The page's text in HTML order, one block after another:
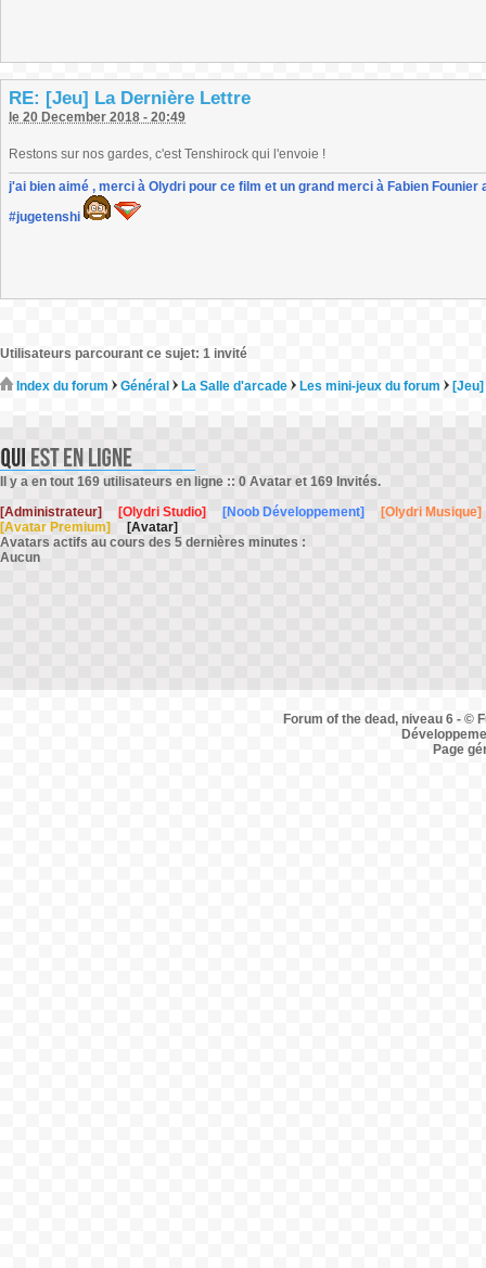
RE: [Jeu] La Dernière Lettre
le 20 December 2018 - 20:49
Restons sur nos gardes, c'est Tenshirock qui l'envoie !
j'ai bien aimé , merci à Olydri pour ce film et un grand merci à Fabien
#jugetenshi
Utilisateurs parcourant ce sujet: 1 invité
Index du forum Général La Salle d'arcade Les mini-jeux du forum
Il y a en tout 169 utilisateurs en ligne :: 0 Avatar et 169 Invités.
[Administrateur]
[Olydri Studio] [Noob Développement]
[Olydri Musique]
[Avatar Premium]
[Avatar]
Avatars actifs au cours des 5 dernières minutes :
Aucun
Forum of the dead, niveau 6 - ©
Page